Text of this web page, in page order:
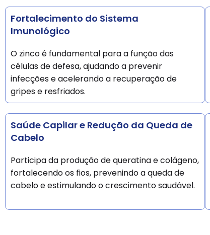
Fortalecimento do Sistema
Imunológico
O zinco é fundamental para a função das
células de defesa, ajudando a prevenir
infecções e acelerando a recuperação de
gripes e resfriados.
Saúde Capilar e Redução da Queda de
Cabelo
Participa da produção de queratina e colágeno,
fortalecendo os fios, prevenindo a queda de
cabelo e estimulando o crescimento saudável.